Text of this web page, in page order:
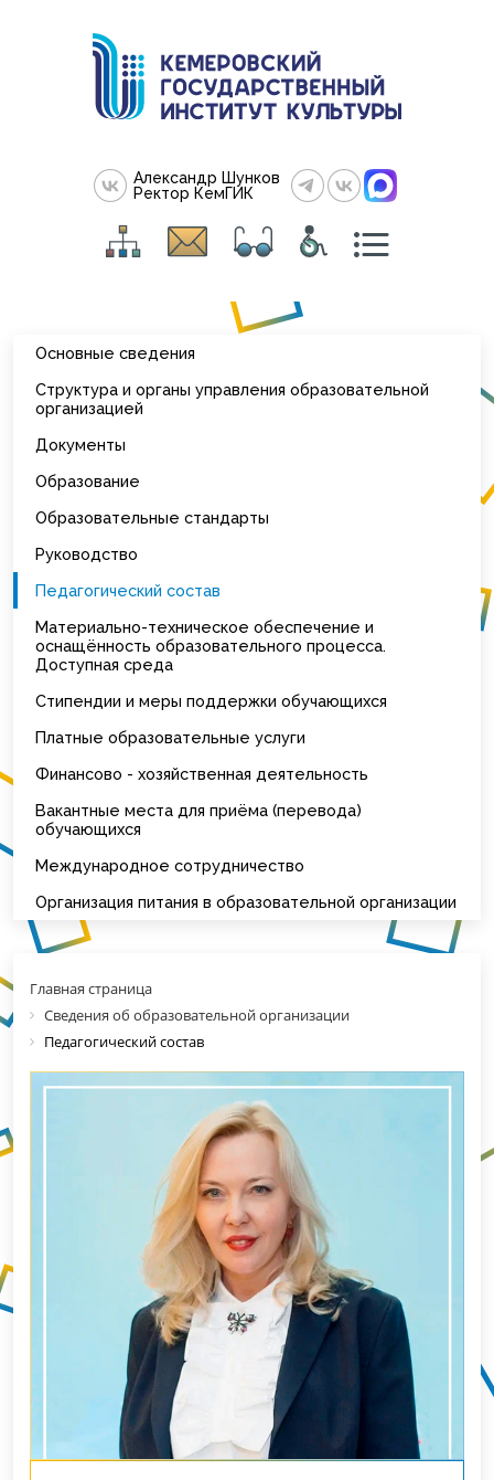
Александр Шунков
Ректор КемГИК
Основные сведения
Структура и органы управления образовательной
организацией
Документы
Образование
Образовательные стандарты
Руководство
Педагогический состав
Материально-техническое обеспечение и
оснащённость образовательного процесса.
Доступная среда
Стипендии и меры поддержки обучающихся
Платные образовательные услуги
Финансово - хозяйственная деятельность
Вакантные места для приёма (перевода)
обучающихся
Международное сотрудничество
Организация питания в образовательной организации
Главная страница
Сведения об образовательной организации
Педагогический состав